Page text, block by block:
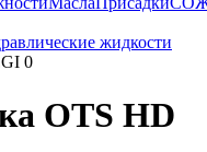
жидкости
0
OTS HD